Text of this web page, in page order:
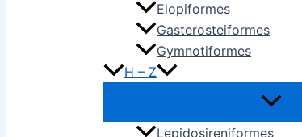
Elopiformes
Gasterosteiformes
Gymnotiformes
H – Z
Lepidosireniformes